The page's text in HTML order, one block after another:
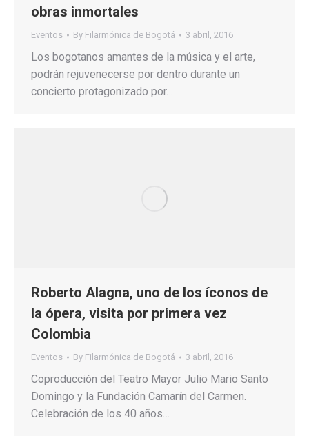
obras inmortales
Eventos By Filarmónica de Bogotá 3 abril, 2016
Los bogotanos amantes de la música y el arte,
podrán rejuvenecerse por dentro durante un
concierto protagonizado por…
Roberto Alagna, uno de los íconos de
la ópera, visita por primera vez
Colombia
Eventos By Filarmónica de Bogotá 3 abril, 2016
Coproducción del Teatro Mayor Julio Mario Santo
Domingo y la Fundación Camarín del Carmen.
Celebración de los 40 años…